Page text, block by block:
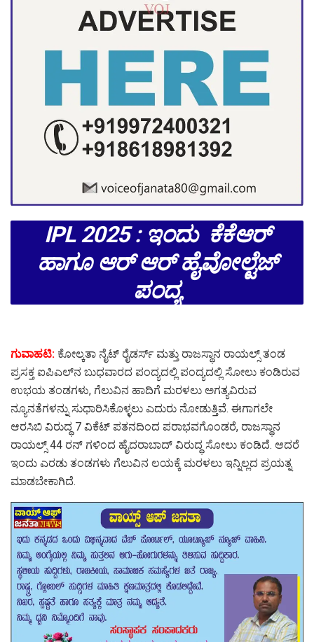
IPL 2025 : ಇಂದು ಕೆಕೆಆರ್
ಹಾಗೂ ಆರ್ ಆರ್ ಹೈವೋಲ್ಟೆಜ್
ಪಂದ್ಯ
ಗುವಾಹಟಿ: ಕೋಲ್ಕತಾ ನೈಟ್ ರೈಡರ್ಸ್ ಮತ್ತು ರಾಜಸ್ಥಾನ ರಾಯಲ್ಸ್ ತಂಡ
ಪ್ರಸಕ್ತ ಐಪಿಎಲ್‌ನ ಬುಧವಾರದ ಪಂದ್ಯದಲ್ಲಿ ಪಂದ್ಯದಲ್ಲಿ ಸೋಲು ಕಂಡಿರುವ
ಉಭಯ ತಂಡಗಳು, ಗೆಲುವಿನ ಹಾದಿಗೆ ಮರಳಲು ಅಗತ್ಯವಿರುವ
ನ್ಯೂನತೆಗಳನ್ನು ಸುಧಾರಿಸಿಕೊಳ್ಳಲು ಎದುರು ನೋಡುತ್ತಿವೆ. ಈಗಾಗಲೇ
ಆರಸಿಬಿ ವಿರುದ್ಧ 7 ವಿಕೆಟ್ ಪತನದಿಂದ ಪರಾಭವಗೊಂಡರೆ, ರಾಜಸ್ಥಾನ
ರಾಯಲ್ಸ್ 44 ರನ್ ಗಳಿಂದ ಹೈದರಾಬಾದ್‌ ವಿರುದ್ಧ ಸೋಲು ಕಂಡಿದೆ. ಆದರೆ
ಇಂದು ಎರಡು ತಂಡಗಳು ಗೆಲುವಿನ ಲಯಕ್ಕೆ ಮರಳಲು ಇನ್ನಿಲ್ಲದ ಪ್ರಯತ್ನ
ಮಾಡಬೇಕಾಗಿದೆ.